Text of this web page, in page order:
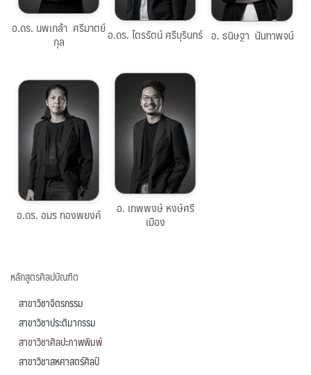
คลิกดูประวัติ
อ.ดร. นพเกล้า ศรีมาตย์
กุล
คลิกดู
ประวัติ
อ.ดร. ไตรรัตน์ ศรีบุรินทร์
คลิกดูประวัติ
อ. ธนิษฐา นันทาพจน์
053-
944848
คลิกดู
อ.ดร. อมร ทองพยงค์
053-
944832
teppong.h@cmu.ac.th
อ. เทพพงษ์ หงษ์ศรี
เมือง
หลักสูตรศิลปบัณฑิต
สาขาวิชาจิตรกรรม
สาขาวิชาประติมากรรม
สาขาวิชาศิลปะภาพพิมพ์
สาขาวิชาสหศาสตร์ศิลป์